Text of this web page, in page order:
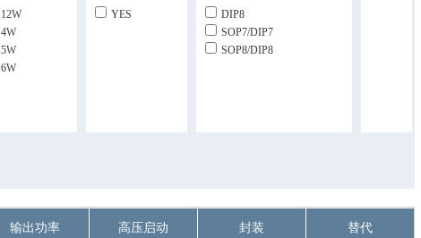
12W
4W
5W
6W
YES
DIP8
SOP7/DIP7
SOP8/DIP8
输出功率 高压启动 封装 替代